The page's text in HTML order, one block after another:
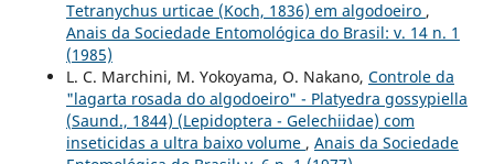
Tetranychus urticae (Koch, 1836) em algodoeiro ,
Anais da Sociedade Entomológica do Brasil: v. 14 n. 1
(1985)
L. C. Marchini, M. Yokoyama, O. Nakano, Controle da
"lagarta rosada do algodoeiro" - Platyedra gossypiella
(Saund., 1844) (Lepidoptera - Gelechiidae) com
inseticidas a ultra baixo volume , Anais da Sociedade